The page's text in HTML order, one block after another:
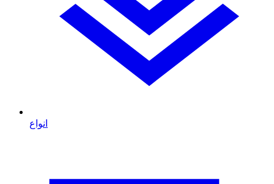
انواع